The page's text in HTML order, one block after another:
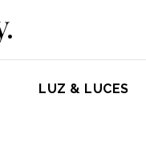
LUZ & LUCES